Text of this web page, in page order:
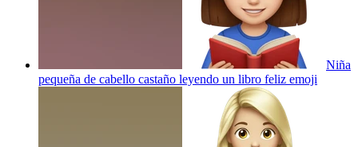
Niña
pequeña de cabello castaño leyendo un libro feliz emoji